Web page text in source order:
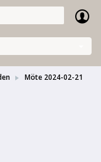
Möte 2024-02-21